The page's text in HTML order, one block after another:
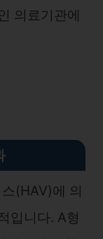
의료기관에
(HAV)에 의
입니다. A형